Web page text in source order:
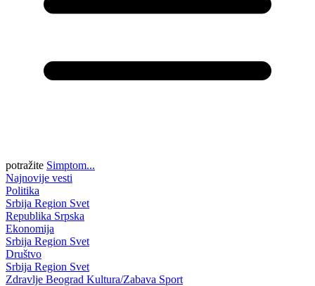
potražite Simptom...
Najnovije vesti
Politika
Srbija Region Svet
Republika Srpska
Ekonomija
Srbija Region Svet
Društvo
Srbija Region Svet
Zdravlje Beograd Kultura/Zabava Sport